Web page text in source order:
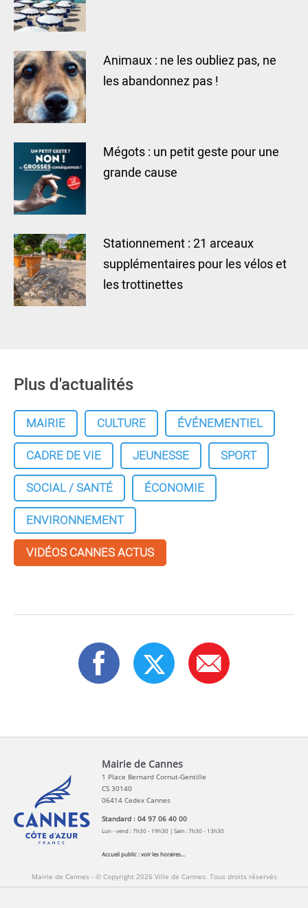
Animaux : ne les oubliez pas, ne
les abandonnez pas !
Mégots : un petit geste pour une
grande cause
Stationnement : 21 arceaux
supplémentaires pour les vélos et
les trottinettes
Plus d'actualités
MAIRIE CULTURE
ÉVÉNEMENTIEL
CADRE DE VIE
JEUNESSE
SPORT
SOCIAL / SANTÉ
ÉCONOMIE
ENVIRONNEMENT
VIDÉOS CANNES ACTUS
Mairie de Cannes
1 Place Bernard Cornut-Gentille
CS 30140
06414 Cedex Cannes
Standard : 04 97 06 40 00
Lun - vend : 7h30 - 19h30 | Sam : 7h30 - 13h30
Accueil public :voir les horaires...
Mairie de Cannes - © Copyright 2026 Ville de Cannes. Tous droits réservés